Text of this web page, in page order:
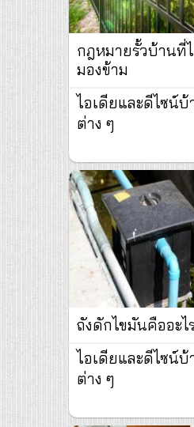
กฎหมายรั้วบ้านที่
มองข้าม
ไอเดียและดีไซน์
ต่าง ๆ
ถังดักไขมันคืออะไ
ไอเดียและดีไซน์
ต่าง ๆ